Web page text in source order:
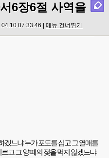
6장6절 사역을
07:33:46 | 메뉴 건너뛰기
겠느냐 누가 포도를 심고 그 열매를
고 그 양 떼의 젖을 먹지 않겠느냐